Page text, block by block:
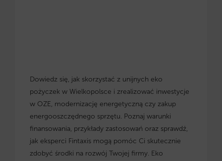
Dowiedz się, jak skorzystać z unijnych eko
pożyczek w Wielkopolsce i zrealizować inwestycje
w OZE, modernizację energetyczną czy zakup
energooszczędnego sprzętu. Poznaj warunki
finansowania, przykłady zastosowań oraz sprawdź,
jak eksperci Fintaxis mogą pomóc Ci skutecznie
zdobyć środki na rozwój Twojej firmy. Eko